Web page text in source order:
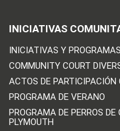
INICIATIVAS
INICIATIVAS Y
COMMUNITY COURT
ACTOS DE
PROGRAMA DE VERANO
PROGRAMA DE PERROS
PLYMOUTH